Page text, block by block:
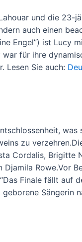
und die 23-
auch einen
Engel”) ist Lucy
für ihre
Lesen Sie auch:
zu
Cordalis, Brigitte
Rowe.Vor
Finale fällt auf
Sängerin